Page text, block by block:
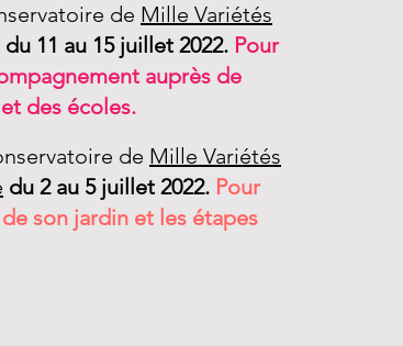
de Mille Variétés
du 11 au 15 juillet 2022. Pour
auprès de
des écoles.
de Mille Variétés
du 2 au 5 juillet 2022. Pour
son jardin et les étapes